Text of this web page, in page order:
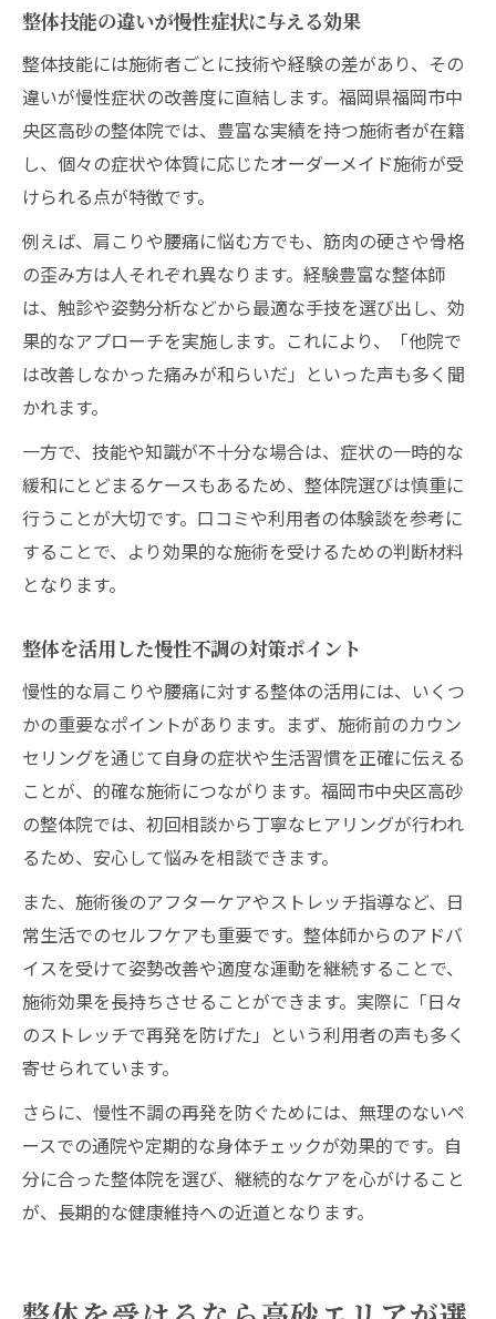
整体技能の違いが慢性症状に与える効果
整体技能には施術者ごとに技術や経験の差があり、その
違いが慢性症状の改善度に直結します。福岡県福岡市中
央区高砂の整体院では、豊富な実績を持つ施術者が在籍
し、個々の症状や体質に応じたオーダーメイド施術が受
けられる点が特徴です。
例えば、肩こりや腰痛に悩む方でも、筋肉の硬さや骨格
の歪み方は人それぞれ異なります。経験豊富な整体師
は、触診や姿勢分析などから最適な手技を選び出し、効
果的なアプローチを実施します。これにより、「他院で
は改善しなかった痛みが和らいだ」といった声も多く聞
かれます。
一方で、技能や知識が不十分な場合は、症状の一時的な
緩和にとどまるケースもあるため、整体院選びは慎重に
行うことが大切です。口コミや利用者の体験談を参考に
することで、より効果的な施術を受けるための判断材料
となります。
整体を活用した慢性不調の対策ポイント
慢性的な肩こりや腰痛に対する整体の活用には、いくつ
かの重要なポイントがあります。まず、施術前のカウン
セリングを通じて自身の症状や生活習慣を正確に伝える
ことが、的確な施術につながります。福岡市中央区高砂
の整体院では、初回相談から丁寧なヒアリングが行われ
るため、安心して悩みを相談できます。
また、施術後のアフターケアやストレッチ指導など、日
常生活でのセルフケアも重要です。整体師からのアドバ
イスを受けて姿勢改善や適度な運動を継続することで、
施術効果を長持ちさせることができます。実際に「日々
のストレッチで再発を防げた」という利用者の声も多く
寄せられています。
さらに、慢性不調の再発を防ぐためには、無理のないペ
ースでの通院や定期的な身体チェックが効果的です。自
分に合った整体院を選び、継続的なケアを心がけること
が、長期的な健康維持への近道となります。